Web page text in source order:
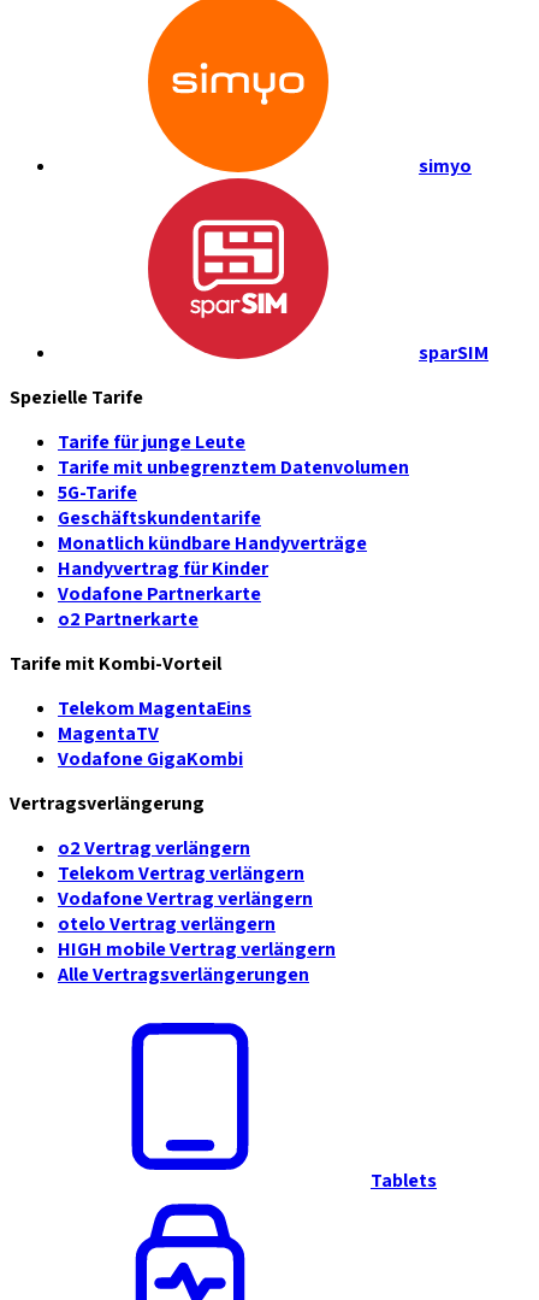
simyo
sparSIM
Spezielle Tarife
Tarife für junge Leute
Tarife mit unbegrenztem Datenvolumen
5G-Tarife
Geschäftskundentarife
Monatlich kündbare Handyverträge
Handyvertrag für Kinder
Vodafone Partnerkarte
o2 Partnerkarte
Tarife mit Kombi-Vorteil
Telekom MagentaEins
MagentaTV
Vodafone GigaKombi
Vertragsverlängerung
o2 Vertrag verlängern
Telekom Vertrag verlängern
Vodafone Vertrag verlängern
otelo Vertrag verlängern
HIGH mobile Vertrag verlängern
Alle Vertragsverlängerungen
Tablets